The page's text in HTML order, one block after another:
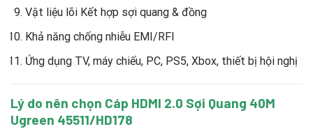
Vật liệu lõi Kết hợp sợi quang & đồng
Khả năng chống nhiễu EMI/RFI
Ứng dụng TV, máy chiếu, PC, PS5, Xbox, thiết bị hội nghị
Lý do nên chọn Cáp HDMI 2.0 Sợi Quang 40M
Ugreen 45511/HD178